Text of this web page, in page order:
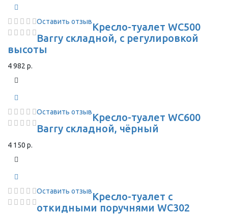
Оставить отзывКресло-туалет WC500
Barry складной, с регулировкой
высоты
4 982 р.
Оставить отзывКресло-туалет WC600
Barry складной, чёрный
4 150 р.
Оставить отзывКресло-туалет с
откидными поручнями WC302